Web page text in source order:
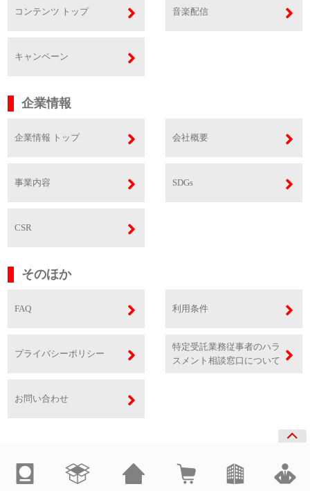
コンテンツ トップ 音楽配信
キャンペーン
企業情報
企業情報 トップ 会社概要
事業内容 SDGs
CSR
そのほか
FAQ 利用条件
プライバシーポリシー
特定受託業務従事者のハラ
スメント相談窓口について
お問い合わせ